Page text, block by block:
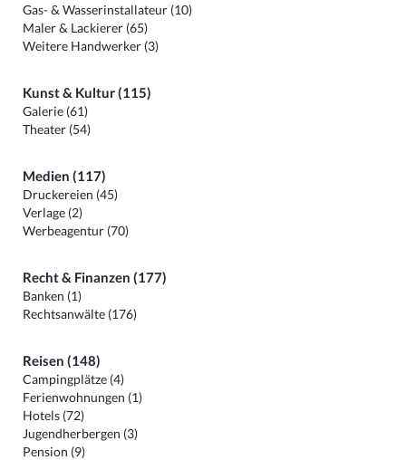
Gas- & Wasserinstallateur (10)
Maler & Lackierer (65)
Weitere Handwerker (3)
Kunst & Kultur (115)
Galerie (61)
Theater (54)
Medien (117)
Druckereien (45)
Verlage (2)
Werbeagentur (70)
Recht & Finanzen (177)
Banken (1)
Rechtsanwälte (176)
Reisen (148)
Campingplätze (4)
Ferienwohnungen (1)
Hotels (72)
Jugendherbergen (3)
Pension (9)